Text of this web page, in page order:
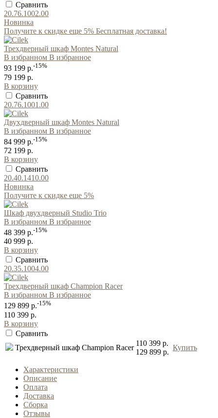
Сравнить
20.76.1002.00
Новинка
Получите к скидке еще 5% Бесплатная доставка!
Трехдверный шкаф Montes Natural
В избранном В избранное
93 199 р.-15%
79 199 р.
В корзину
Сравнить
20.76.1001.00
Двухдверный шкаф Montes Natural
В избранном В избранное
84 999 р.-15%
72 199 р.
В корзину
Сравнить
20.40.1410.00
Новинка
Получите к скидке еще 5%
Шкаф двухдверный Studio Trio
В избранном В избранное
48 399 р.-15%
40 999 р.
В корзину
Сравнить
20.35.1004.00
Трехдверный шкаф Champion Racer
В избранном В избранное
129 899 р.-15%
110 399 р.
В корзину
Сравнить
Трехдверный шкаф Champion Racer
110 399 р.
129 899 р.
Купить
Характеристики
Описание
Оплата
Доставка
Сборка
Отзывы